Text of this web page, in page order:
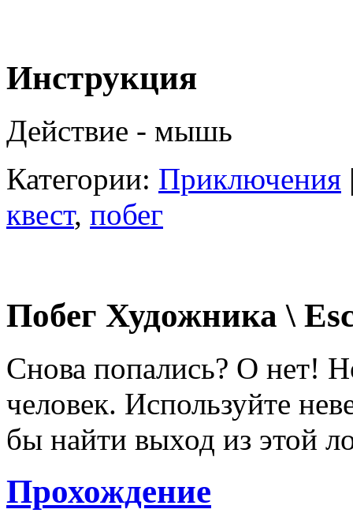
Инструкция
Действие - мышь
Категории: Приключения
квест, побег
Побег Художника \
Снова попались? О нет!
человек. Используйте
бы найти выход из этой
Прохождение